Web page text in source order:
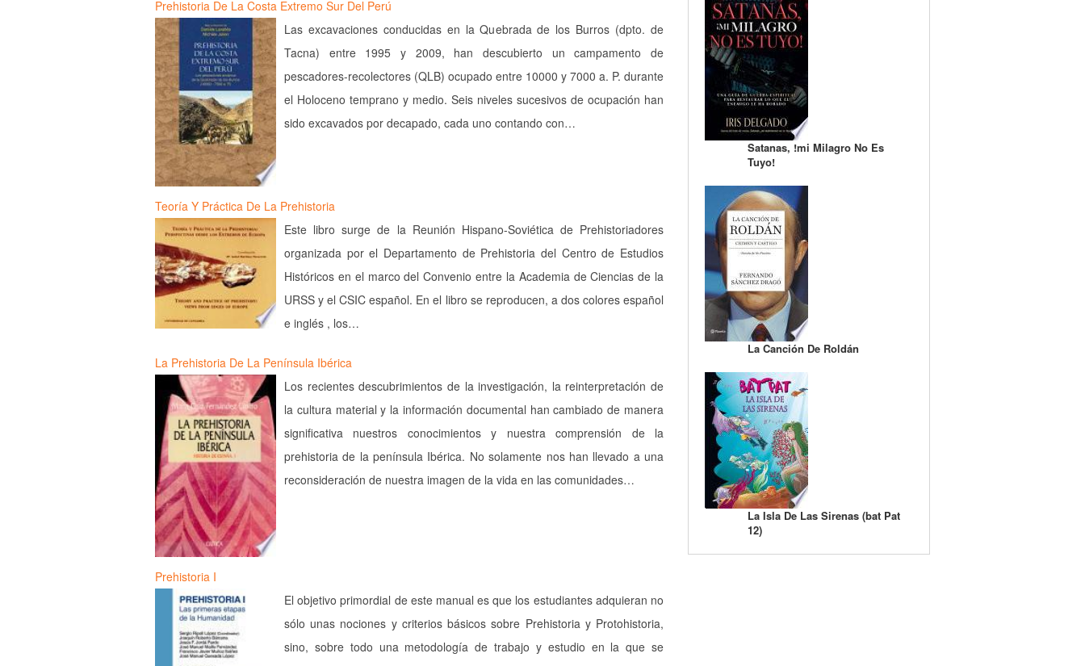
Prehistoria De La Costa Extremo Sur Del Perú
Las excavaciones conducidas en la Quebrada de los Burros (dpto. de
Tacna) entre 1995 y 2009, han descubierto un campamento de
pescadores-recolectores (QLB) ocupado entre 10000 y 7000 a. P. durante
el Holoceno temprano y medio. Seis niveles sucesivos de ocupación han
sido excavados por decapado, cada uno contando con…
Teoría Y Práctica De La Prehistoria
Este libro surge de la Reunión Hispano-Soviética de Prehistoriadores
organizada por el Departamento de Prehistoria del Centro de Estudios
Históricos en el marco del Convenio entre la Academia de Ciencias de la
URSS y el CSIC español. En el libro se reproducen, a dos colores español
e inglés , los…
La Prehistoria De La Península Ibérica
Los recientes descubrimientos de la investigación, la reinterpretación de
la cultura material y la información documental han cambiado de manera
significativa nuestros conocimientos y nuestra comprensión de la
prehistoria de la península Ibérica. No solamente nos han llevado a una
reconsideración de nuestra imagen de la vida en las comunidades…
Prehistoria I
El objetivo primordial de este manual es que los estudiantes adquieran no
sólo unas nociones y criterios básicos sobre Prehistoria y Protohistoria,
sino, sobre todo una metodología de trabajo y estudio en la que se
Satanas, !mi Milagro No Es
Tuyo!
La Canción De Roldán
La Isla De Las Sirenas (bat Pat
12)